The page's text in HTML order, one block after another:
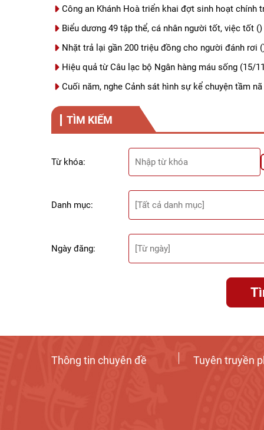
Công an Khánh Hoà triển khai đợt sinh hoạt chính
Biểu dương 49 tập thể, cá nhân người tốt, việc tốt ()
Nhặt trả lại gần 200 triệu đồng cho người đánh rơi
Hiệu quả từ Câu lạc bộ Ngân hàng máu sống (15/
Cuối năm, nghe Cảnh sát hình sự kể chuyện tầm nã
TÌM KIẾM
Từ khóa:
Danh mục:
Ngày đăng:
Thông tin chuyên đề Tuyên truyền